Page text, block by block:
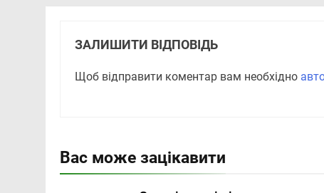
ЗАЛИШИТИ ВІДПОВІДЬ
Щоб відправити коментар вам необхідно
Вас може зацікавити